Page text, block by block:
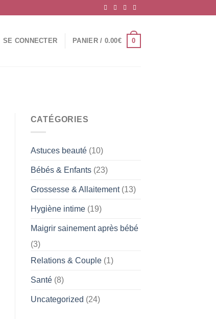
SE CONNECTER PANIER / 0.00€ 0
CATÉGORIES
Astuces beauté(10)
Bébés & Enfants(23)
Grossesse & Allaitement(13)
Hygiène intime(19)
Maigrir sainement après bébé
(3)
Relations & Couple(1)
Santé(8)
Uncategorized (24)